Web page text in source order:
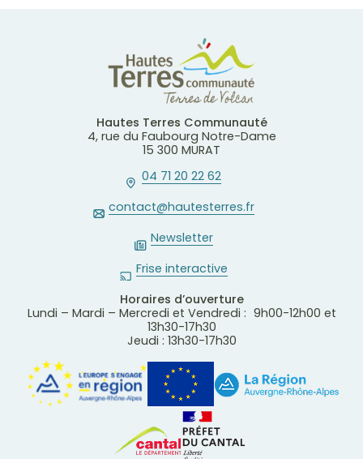
Hautes Terres Communauté
4, rue du Faubourg Notre-Dame
15 300 MURAT
04 71 20 22 62
contact@hautesterres.fr
Newsletter
Frise interactive
Horaires d’ouverture
Lundi – Mardi – Mercredi et Vendredi : 9h00-12h00 et
13h30-17h30
Jeudi : 13h30-17h30